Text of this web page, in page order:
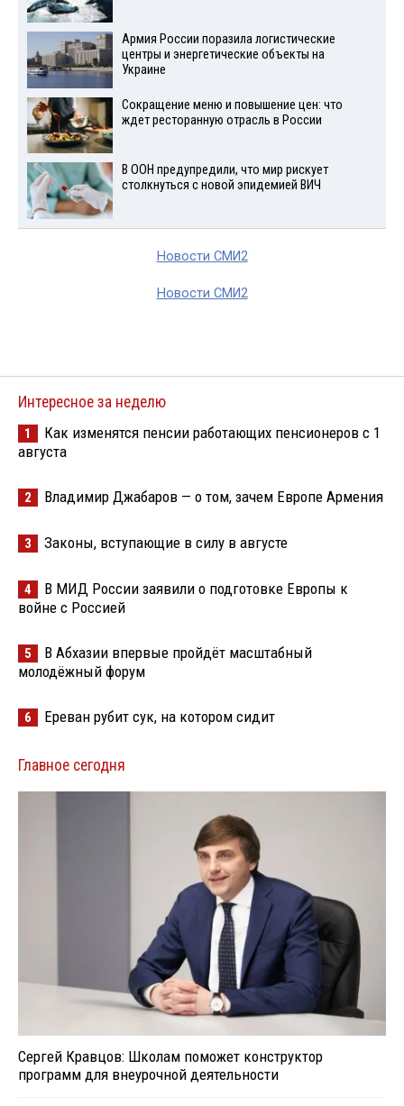
Армия России поразила логистические
центры и энергетические объекты на
Украине
Сокращение меню и повышение цен: что
ждет ресторанную отрасль в России
В ООН предупредили, что мир рискует
столкнуться с новой эпидемией ВИЧ
Новости СМИ2
Новости СМИ2
Интересное за неделю
1
Как изменятся пенсии работающих пенсионеров с 1
августа
2 Владимир Джабаров — о том, зачем Европе Армения
3 Законы, вступающие в силу в августе
4
В МИД России заявили о подготовке Европы к
войне с Россией
5
В Абхазии впервые пройдёт масштабный
молодёжный форум
6 Ереван рубит сук, на котором сидит
Главное сегодня
Сергей Кравцов: Школам поможет конструктор
программ для внеурочной деятельности